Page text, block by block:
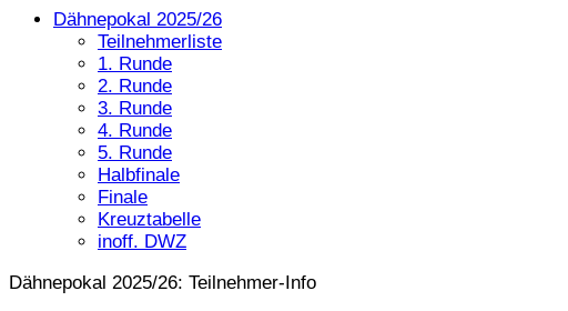
Dähnepokal 2025/26
Teilnehmerliste
1. Runde
2. Runde
3. Runde
4. Runde
5. Runde
Halbfinale
Finale
Kreuztabelle
inoff. DWZ
Dähnepokal 2025/26: Teilnehmer-Info